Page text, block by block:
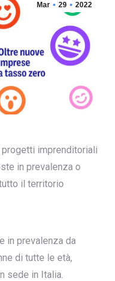
Mar 29 2022
imprenditoriali
in prevalenza o
il territorio
in prevalenza da
di tutte le età,
sede in Italia.